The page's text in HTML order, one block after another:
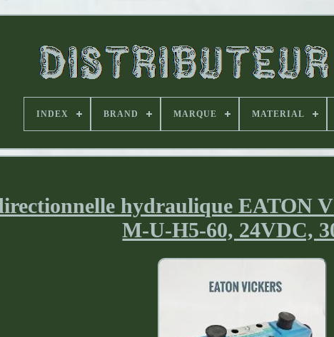
INDEX BRAND MARQUE MATERIAL
hydraulique EATON
M-U-H5-60, 24VDC,